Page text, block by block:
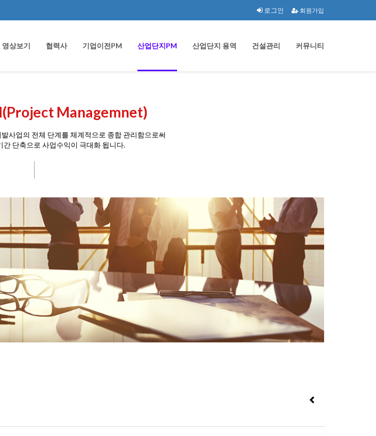
로그인 회원가입
영상보기 협력사 기업이전PM 산업단지PM 산업단지 용역 건설관리 커뮤니티
Managemnet)
사업의 전체 단계를 체계적으로 종합 관리함으로써
간 단축으로 사업수익이 극대화 됩니다.